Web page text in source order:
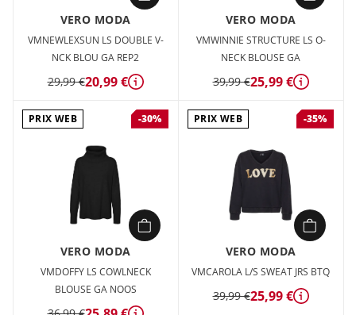
VERO MODA
VMNEWLEXSUN LS DOUBLE V-
NCK BLOU GA REP2
29,99 €20,99 € Détails
VERO MODA
VMWINNIE STRUCTURE LS O-
NECK BLOUSE GA
39,99 €25,99 € Détails
PRIX WEB -30%
VERO MODA
VMDOFFY LS COWLNECK
BLOUSE GA NOOS
PRIX WEB -35%
VERO MODA
VMCAROLA L/S SWEAT JRS BTQ
39,99 €25,99 € Détails